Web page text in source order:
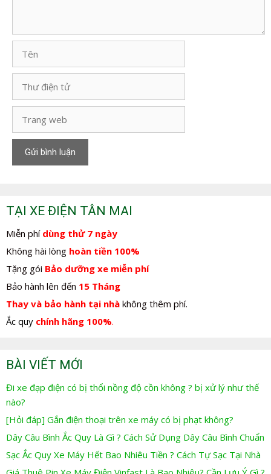
điện
tử
web
TẠI XE ĐIỆN TÂN MAI
Miễn phí dùng thử 7 ngày
Không hài lòng hoàn tiền 100%
Tặng gói Bảo dưỡng xe miễn phí
Bảo hành lên đến 15 Tháng
Thay và bảo hành tại nhà không thêm phí.
Ắc quy chính hãng 100%.
BÀI VIẾT MỚI
Đi xe đạp điện có bị thổi nồng độ cồn không ? bị xử lý như thế
nào?
[Hỏi đáp] Gắn điện thoại trên xe máy có bị phạt không?
Dây Câu Bình Ắc Quy Là Gì ? Cách Sử Dụng Dây Câu Bình Chuẩn
Sạc Ắc Quy Xe Máy Hết Bao Nhiêu Tiền ? Cách Tự Sạc Tại Nhà